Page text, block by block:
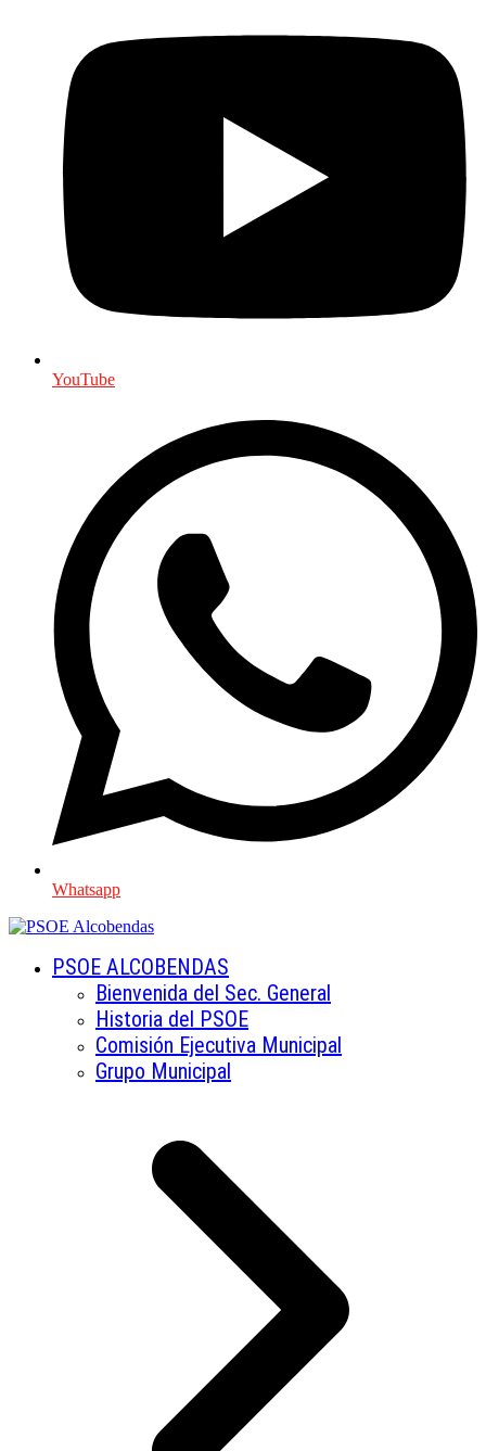
YouTube
Whatsapp
PSOE ALCOBENDAS
Bienvenida del Sec. General
Historia del PSOE
Comisión Ejecutiva Municipal
Grupo Municipal